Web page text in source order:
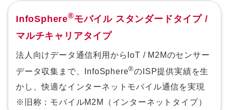
InfoSphere®モバイル スタンダードタイプ /
マルチキャリアタイプ
法人向けデータ通信利用からIoT / M2Mのセンサー
データ収集まで、InfoSphere®のISP提供実績を生
かし、快適なインターネットモバイル通信を実現
※旧称：モバイルM2M（インターネットタイプ）